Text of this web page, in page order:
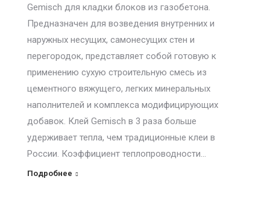
Gemisch для кладки блоков из газобетона.
Предназначен для возведения внутренних и
наружных несущих, самонесущих стен и
перегородок, представляет собой готовую к
применению сухую строительную смесь из
цементного вяжущего, легких минеральных
наполнителей и комплекса модифицирующих
добавок. Клей Gemisсh в 3 раза больше
удерживает тепла, чем традиционные клеи в
России. Коэффициент теплопроводности…
Подробнее